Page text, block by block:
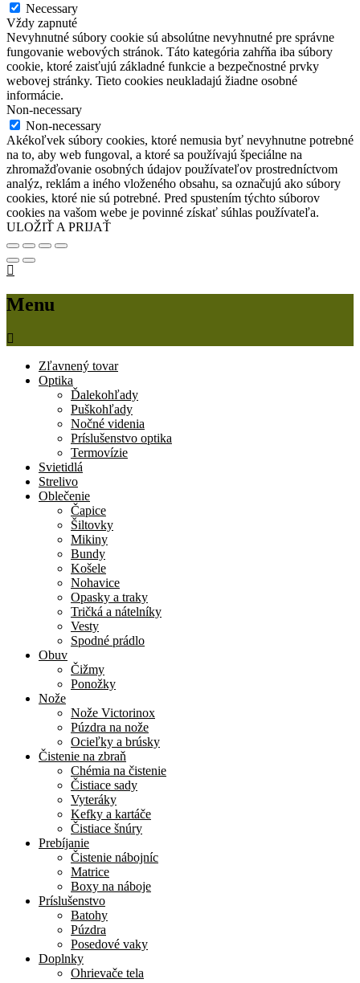
Necessary
Vždy zapnuté
Nevyhnutné súbory cookie sú absolútne nevyhnutné pre správne
fungovanie webových stránok. Táto kategória zahŕňa iba súbory
cookie, ktoré zaisťujú základné funkcie a bezpečnostné prvky
webovej stránky. Tieto cookies neukladajú žiadne osobné
informácie.
Non-necessary
Non-necessary
Akékoľvek súbory cookies, ktoré nemusia byť nevyhnutne potrebné
na to, aby web fungoval, a ktoré sa používajú špeciálne na
zhromažďovanie osobných údajov používateľov prostredníctvom
analýz, reklám a iného vloženého obsahu, sa označujú ako súbory
cookies, ktoré nie sú potrebné. Pred spustením týchto súborov
cookies na vašom webe je povinné získať súhlas používateľa.
ULOŽIŤ A PRIJAŤ
Menu
Zľavnený tovar
Optika
Ďalekohľady
Puškohľady
Nočné videnia
Príslušenstvo optika
Termovízie
Svietidlá
Strelivo
Oblečenie
Čapice
Šiltovky
Mikiny
Bundy
Košele
Nohavice
Opasky a traky
Tričká a nátelníky
Vesty
Spodné prádlo
Obuv
Čižmy
Ponožky
Nože
Nože Victorinox
Púzdra na nože
Ocieľky a brúsky
Čistenie na zbraň
Chémia na čistenie
Čistiace sady
Vyteráky
Kefky a kartáče
Čistiace šnúry
Prebíjanie
Čistenie nábojníc
Matrice
Boxy na náboje
Príslušenstvo
Batohy
Púzdra
Posedové vaky
Doplnky
Ohrievače tela